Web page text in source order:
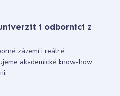
i odborníci z
zázemí i reálné
akademické know-how